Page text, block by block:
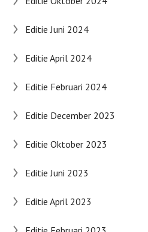
Editie Juni 2024
Editie April 2024
Editie Februari 2024
Editie December 2023
Editie Oktober 2023
Editie Juni 2023
Editie April 2023